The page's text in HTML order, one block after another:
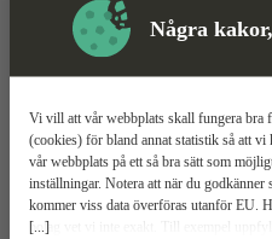
Några
[...]
Vi vill att vår webbplats skall fungera bra
(cookies) för bland annat statistik så att
vår webbplats på ett så bra sätt som
inställningar. Notera att när du
kommer viss data överföras utanför EU.
bolag vet vi inte exakt. Till exempel
Mer information
Makita DTM52
Mångsidig maskin
20 000 oscillationer/min